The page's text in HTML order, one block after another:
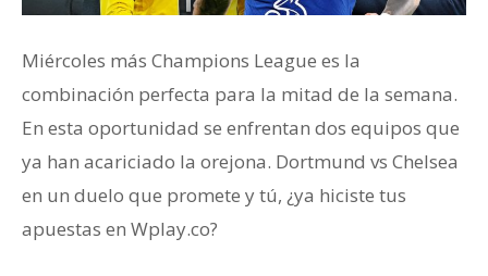
Miércoles más Champions League es la
combinación perfecta para la mitad de la semana.
En esta oportunidad se enfrentan dos equipos que
ya han acariciado la orejona. Dortmund vs Chelsea
en un duelo que promete y tú, ¿ya hiciste tus
apuestas en Wplay.co?